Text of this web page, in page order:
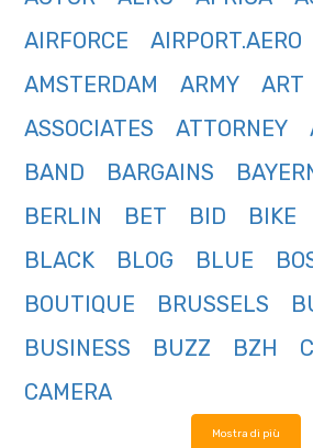
AIRFORCE
AIRPORT.AERO
AMSTERDAM
ARMY ART
ASSOCIATES
ATTORNEY
BAND
BARGAINS
BERLIN
BET BID BIKE
BLACK
BLOG BLUE
BOUTIQUE
BRUSSELS
BUSINESS
BUZZ BZH
CAMERA
Mostra di più